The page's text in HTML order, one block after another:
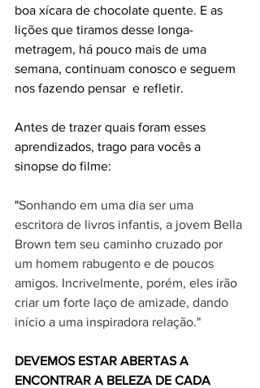
boa xícara de chocolate quente. E as
lições que tiramos desse longa-
metragem, há pouco mais de uma
semana, continuam conosco e seguem
nos fazendo pensar  e refletir.
Antes de trazer quais foram esses
aprendizados, trago para vocês a
sinopse do filme:
"Sonhando em uma dia ser uma
escritora de livros infantis, a jovem Bella
Brown tem seu caminho cruzado por
um homem rabugento e de poucos
amigos. Incrivelmente, porém, eles irão
criar um forte laço de amizade, dando
início a uma inspiradora relação."
DEVEMOS ESTAR ABERTAS A
ENCONTRAR A BELEZA DE CADA